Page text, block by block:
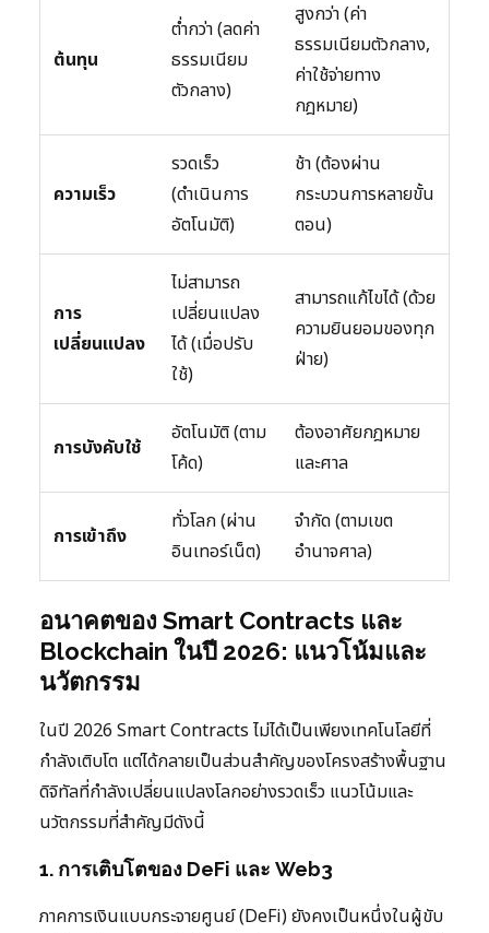
ต้นทุน
ต่ำกว่า (ลดค่า
ธรรมเนียม
ตัวกลาง)
สูงกว่า (ค่า
ธรรมเนียมตัวกลาง,
ค่าใช้จ่ายทาง
กฎหมาย)
ความเร็ว
รวดเร็ว
(ดำเนินการ
อัตโนมัติ)
ช้า (ต้องผ่าน
กระบวนการหลายขั้น
ตอน)
การ
เปลี่ยนแปลง
ไม่สามารถ
เปลี่ยนแปลง
ได้ (เมื่อปรับ
ใช้)
สามารถแก้ไขได้ (ด้วย
ความยินยอมของทุก
ฝ่าย)
การบังคับใช้
อัตโนมัติ (ตาม
โค้ด)
ต้องอาศัยกฎหมาย
และศาล
การเข้าถึง
ทั่วโลก (ผ่าน
อินเทอร์เน็ต)
จำกัด (ตามเขต
อำนาจศาล)
อนาคตของ Smart Contracts และ
Blockchain ในปี 2026: แนวโน้มและ
นวัตกรรม
ในปี 2026 Smart Contracts ไม่ได้เป็นเพียงเทคโนโลยีที่
กำลังเติบโต แต่ได้กลายเป็นส่วนสำคัญของโครงสร้างพื้นฐาน
ดิจิทัลที่กำลังเปลี่ยนแปลงโลกอย่างรวดเร็ว แนวโน้มและ
นวัตกรรมที่สำคัญมีดังนี้
1. การเติบโตของ DeFi และ Web3
ภาคการเงินแบบกระจายศูนย์ (DeFi) ยังคงเป็นหนึ่งในผู้ขับ